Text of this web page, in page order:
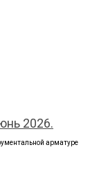
2026.
арматуре